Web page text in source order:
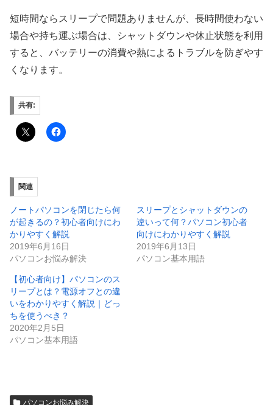
短時間ならスリープで問題ありませんが、長時間使わない
場合や持ち運ぶ場合は、シャットダウンや休止状態を利用
すると、バッテリーの消費や熱によるトラブルを防ぎやす
くなります。
共有:
関連
ノートパソコンを閉じたら何
が起きるの？初心者向けにわ
かりやすく解説
2019年6月16日
パソコンお悩み解決
スリープとシャットダウンの
違いって何？パソコン初心者
向けにわかりやすく解説
2019年6月13日
パソコン基本用語
【初心者向け】パソコンのス
リープとは？電源オフとの違
いをわかりやすく解説｜どっ
ちを使うべき？
2020年2月5日
パソコン基本用語
パソコンお悩み解決